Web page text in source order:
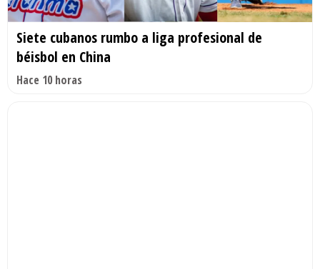
Siete cubanos rumbo a liga profesional de
béisbol en China
Hace 10 horas